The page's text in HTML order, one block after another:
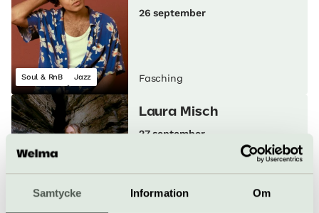
Samtycke Information Om
Soul & RnB Jazz
26 september
Fasching
Jazz Konsert
Laura Misch
27 september
Fasching